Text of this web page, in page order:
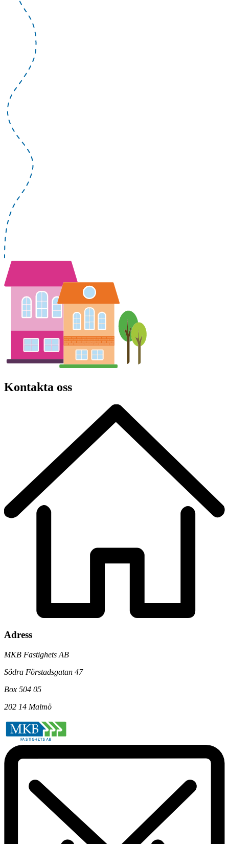
Kontakta oss
Adress
MKB Fastighets AB
Södra Förstadsgatan 47
Box 504 05
202 14 Malmö